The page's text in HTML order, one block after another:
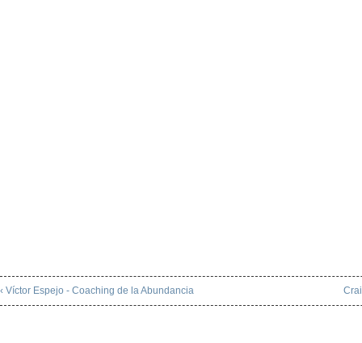
‹ Víctor Espejo - Coaching de la Abundancia